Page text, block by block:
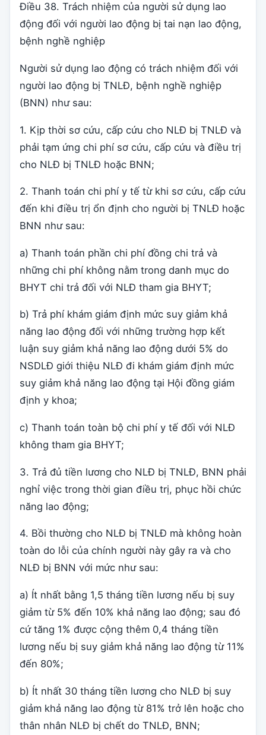
Điều 38. Trách nhiệm của người sử dụng lao
động đối với người lao động bị tai nạn lao động,
bệnh nghề nghiệp
Người sử dụng lao động có trách nhiệm đối với
người lao động bị TNLĐ, bệnh nghề nghiệp
(BNN) như sau:
1. Kịp thời sơ cứu, cấp cứu cho NLĐ bị TNLĐ và
phải tạm ứng chi phí sơ cứu, cấp cứu và điều trị
cho NLĐ bị TNLĐ hoặc BNN;
2. Thanh toán chi phí y tế từ khi sơ cứu, cấp cứu
đến khi điều trị ổn định cho người bị TNLĐ hoặc
BNN như sau:
a) Thanh toán phần chi phí đồng chi trả và
những chi phí không nằm trong danh mục do
BHYT chi trả đối với NLĐ tham gia BHYT;
b) Trả phí khám giám định mức suy giảm khả
năng lao động đối với những trường hợp kết
luận suy giảm khả năng lao động dưới 5% do
NSDLĐ giới thiệu NLĐ đi khám giám định mức
suy giảm khả năng lao động tại Hội đồng giám
định y khoa;
c) Thanh toán toàn bộ chi phí y tế đối với NLĐ
không tham gia BHYT;
3. Trả đủ tiền lương cho NLĐ bị TNLĐ, BNN phải
nghỉ việc trong thời gian điều trị, phục hồi chức
năng lao động;
4. Bồi thường cho NLĐ bị TNLĐ mà không hoàn
toàn do lỗi của chính người này gây ra và cho
NLĐ bị BNN với mức như sau:
a) Ít nhất bằng 1,5 tháng tiền lương nếu bị suy
giảm từ 5% đến 10% khả năng lao động; sau đó
cứ tăng 1% được cộng thêm 0,4 tháng tiền
lương nếu bị suy giảm khả năng lao động từ 11%
đến 80%;
b) Ít nhất 30 tháng tiền lương cho NLĐ bị suy
giảm khả năng lao động từ 81% trở lên hoặc cho
thân nhân NLĐ bị chết do TNLĐ, BNN;